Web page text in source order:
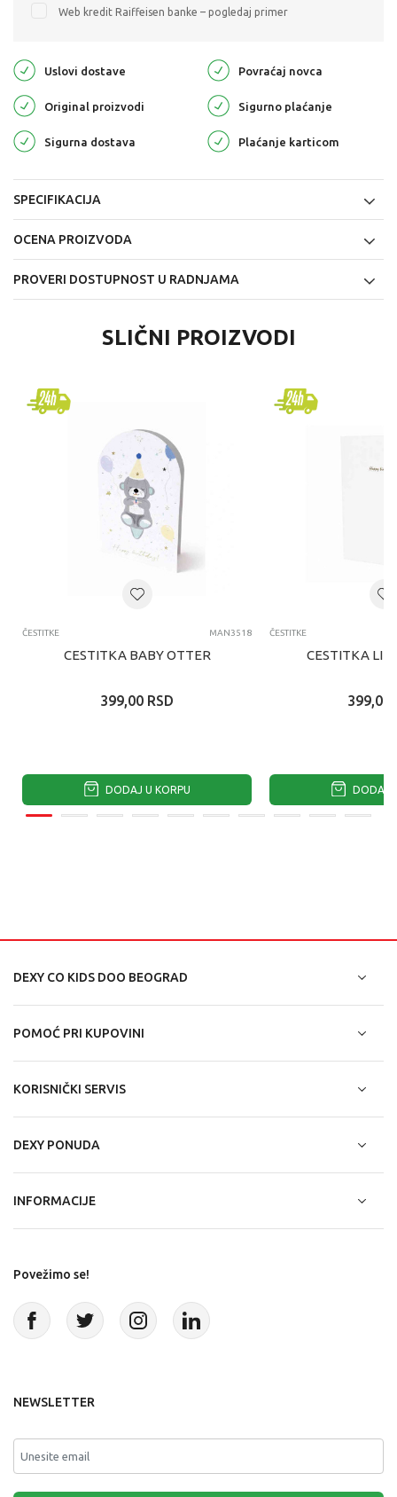
Web kredit Raiffeisen banke – pogledaj primer
Uslovi dostave Povraćaj novca
Original proizvodi Sigurno plaćanje
Sigurna dostava Plaćanje karticom
SPECIFIKACIJA
OCENA PROIZVODA
PROVERI DOSTUPNOST U RADNJAMA
SLIČNI PROIZVODI
ČESTITKE MAN3518
CESTITKA BABY OTTER
399,00 RSD
DODAJ U KORPU
ČESTITKE
CESTITKA
399,00
DODAJ
DEXY CO KIDS DOO BEOGRAD
POMOĆ PRI KUPOVINI
KORISNIČKI SERVIS
DEXY PONUDA
INFORMACIJE
Povežimo se!
NEWSLETTER